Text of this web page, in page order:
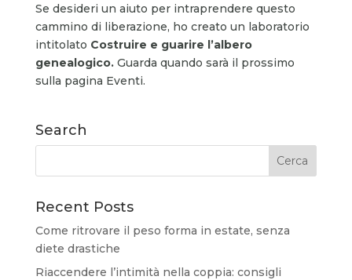
Se desideri un aiuto per intraprendere questo
cammino di liberazione, ho creato un laboratorio
intitolato Costruire e guarire l’albero
genealogico. Guarda quando sarà il prossimo
sulla pagina Eventi.
Search
Recent Posts
Come ritrovare il peso forma in estate, senza
diete drastiche
Riaccendere l’intimità nella coppia: consigli